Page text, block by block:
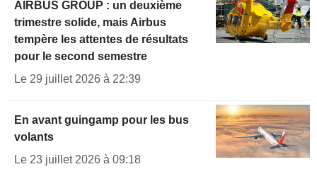
AIRBUS GROUP : un deuxième
trimestre solide, mais Airbus
tempère les attentes de résultats
pour le second semestre
Le 29 juillet 2026 à 22:39
En avant guingamp pour les bus
volants
Le 23 juillet 2026 à 09:18